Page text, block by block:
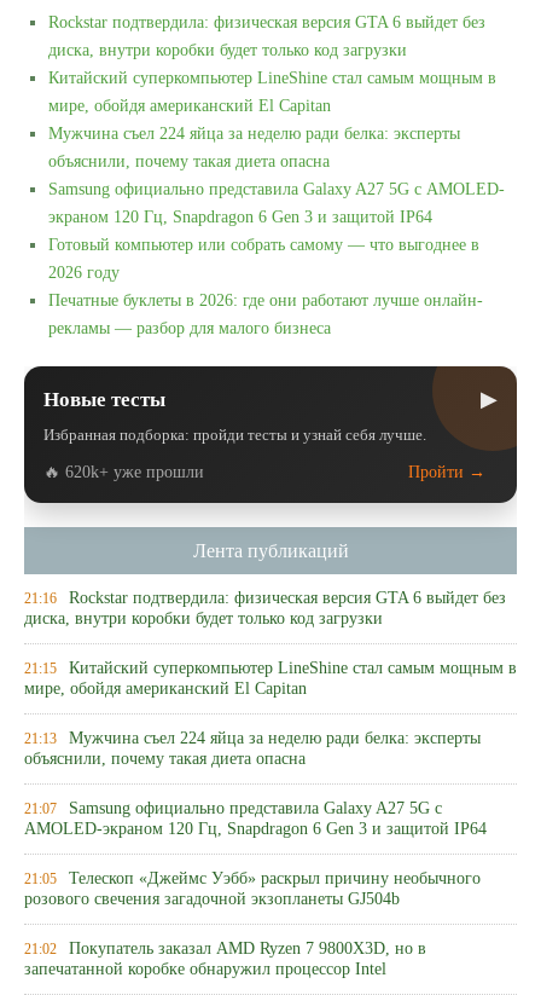
Rockstar подтвердила: физическая версия GTA 6 выйдет без
диска, внутри коробки будет только код загрузки
Китайский суперкомпьютер LineShine стал самым мощным в
мире, обойдя американский El Capitan
Мужчина съел 224 яйца за неделю ради белка: эксперты
объяснили, почему такая диета опасна
Samsung официально представила Galaxy A27 5G с AMOLED-
экраном 120 Гц, Snapdragon 6 Gen 3 и защитой IP64
Готовый компьютер или собрать самому — что выгоднее в
2026 году
Печатные буклеты в 2026: где они работают лучше онлайн-
рекламы — разбор для малого бизнеса
Новые тесты ▶
Избранная подборка: пройди тесты и узнай себя лучше.
🔥 620k+ уже прошли Пройти →
Лента публикаций
21:16 Rockstar подтвердила: физическая версия GTA 6 выйдет без
диска, внутри коробки будет только код загрузки
21:15 Китайский суперкомпьютер LineShine стал самым мощным в
мире, обойдя американский El Capitan
21:13 Мужчина съел 224 яйца за неделю ради белка: эксперты
объяснили, почему такая диета опасна
21:07 Samsung официально представила Galaxy A27 5G с
AMOLED-экраном 120 Гц, Snapdragon 6 Gen 3 и защитой IP64
21:05 Телескоп «Джеймс Уэбб» раскрыл причину необычного
розового свечения загадочной экзопланеты GJ504b
21:02 Покупатель заказал AMD Ryzen 7 9800X3D, но в
запечатанной коробке обнаружил процессор Intel